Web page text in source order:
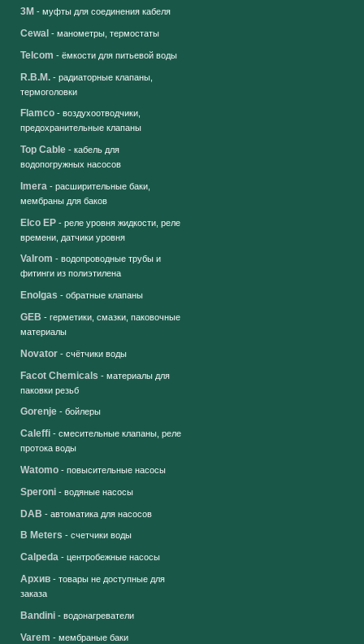
3M - муфты для соединения кабеля
Cewal - манометры, термостаты
Telcom - ёмкости для питьевой воды
R.B.M. - радиаторные клапаны,
термоголовки
Flamco - воздухоотводчики,
предохранительные клапаны
Top Cable - кабель для
водопогружных насосов
Imera - расширительные баки,
мембраны для баков
Elco EP - реле уровня жидкости, реле
времени, датчики уровня
Valrom - водопроводные трубы и
фитинги из полиэтилена
Enolgas - обратные клапаны
GEB - герметики, смазки, паковочные
материалы
Novator - счётчики воды
Facot Chemicals - материалы для
паковки резьб
Gorenje - бойлеры
Caleffi - смесительные клапаны, реле
протока воды
Watomo - повысительные насосы
Speroni - водяные насосы
DAB - автоматика для насосов
B Meters - счетчики воды
Calpeda - центробежные насосы
Архив - товары не доступные для
заказа
Bandini - водонагреватели
Varem - мембраные баки